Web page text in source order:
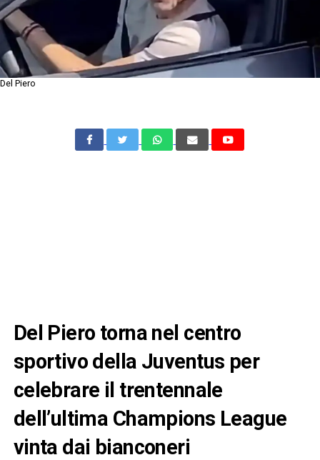
Del Piero
Del Piero torna nel centro
sportivo della Juventus per
celebrare il trentennale
dell’ultima Champions League
vinta dai bianconeri